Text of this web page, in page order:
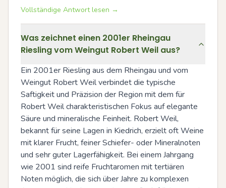
Vollständige Antwort lesen →
Was zeichnet einen 2001er Rheingau
Riesling vom Weingut Robert Weil aus?
Ein 2001er Riesling aus dem Rheingau und vom
Weingut Robert Weil verbindet die typische
Saftigkeit und Präzision der Region mit dem für
Robert Weil charakteristischen Fokus auf elegante
Säure und mineralische Feinheit. Robert Weil,
bekannt für seine Lagen in Kiedrich, erzielt oft Weine
mit klarer Frucht, feiner Schiefer- oder Mineralnoten
und sehr guter Lagerfähigkeit. Bei einem Jahrgang
wie 2001 sind reife Fruchtaromen mit tertiären
Noten möglich, die sich über Jahre zu komplexen